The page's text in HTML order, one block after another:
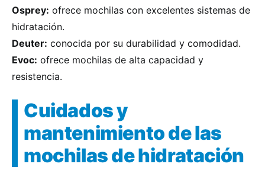
Osprey: ofrece mochilas con excelentes sistemas de
hidratación.
Deuter: conocida por su durabilidad y comodidad.
Evoc: ofrece mochilas de alta capacidad y
resistencia.
Cuidados y
mantenimiento de las
mochilas de hidratación